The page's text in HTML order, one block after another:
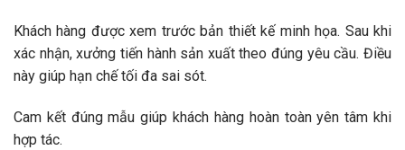
Khách hàng được xem trước bản thiết kế minh họa. Sau khi
xác nhận, xưởng tiến hành sản xuất theo đúng yêu cầu. Điều
này giúp hạn chế tối đa sai sót.
Cam kết đúng mẫu giúp khách hàng hoàn toàn yên tâm khi
hợp tác.